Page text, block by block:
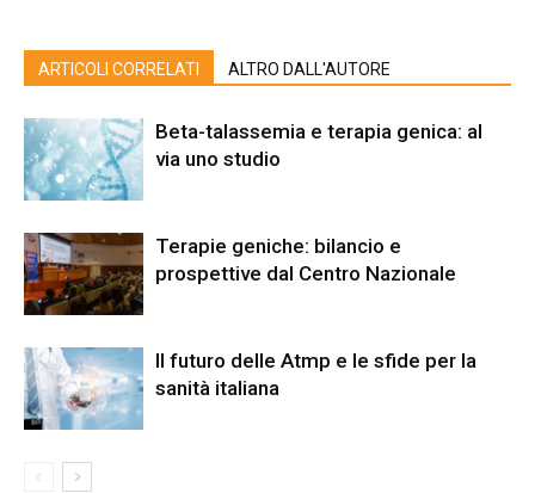
ARTICOLI CORRELATI ALTRO DALL'AUTORE
Beta-talassemia e terapia genica: al
via uno studio
Terapie geniche: bilancio e
prospettive dal Centro Nazionale
Il futuro delle Atmp e le sfide per la
sanità italiana